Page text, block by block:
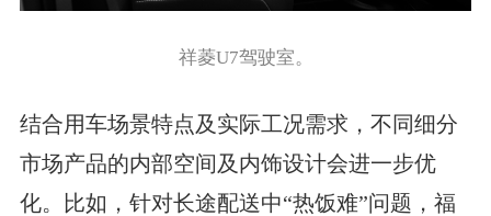
祥菱U7驾驶室。
结合用车场景特点及实际工况需求，不同细分
市场产品的内部空间及内饰设计会进一步优
化。比如，针对长途配送中“热饭难”问题，福